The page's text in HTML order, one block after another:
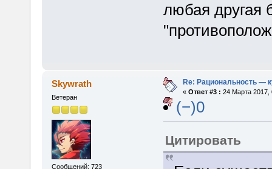
любая другая
Skywrath
Ветеран
Сообщений: 723
Re: Рациональность —
« Ответ #3 : 24 Марта 2017,
(−)0
Цитировать